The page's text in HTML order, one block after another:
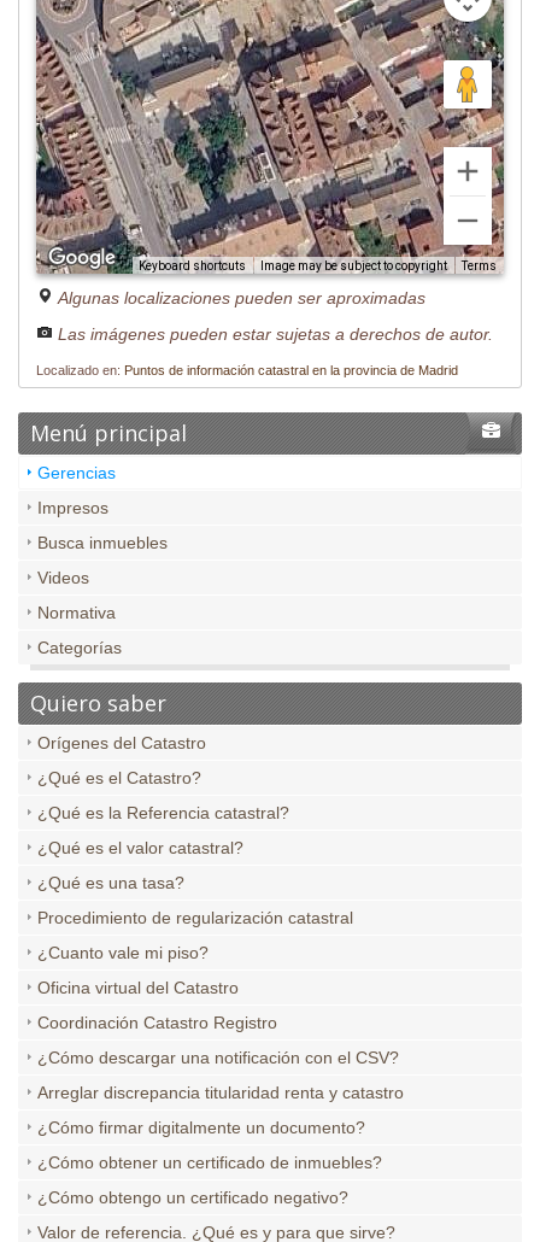
Keyboard shortcuts Image may be subject to copyright Terms
Algunas localizaciones pueden ser aproximadas
Las imágenes pueden estar sujetas a derechos de autor.
Localizado en: Puntos de información catastral en la provincia de Madrid
Menú principal
Gerencias
Impresos
Busca inmuebles
Videos
Normativa
Categorías
Quiero saber
Orígenes del Catastro
¿Qué es el Catastro?
¿Qué es la Referencia catastral?
¿Qué es el valor catastral?
¿Qué es una tasa?
Procedimiento de regularización catastral
¿Cuanto vale mi piso?
Oficina virtual del Catastro
Coordinación Catastro Registro
¿Cómo descargar una notificación con el CSV?
Arreglar discrepancia titularidad renta y catastro
¿Cómo firmar digitalmente un documento?
¿Cómo obtener un certificado de inmuebles?
¿Cómo obtengo un certificado negativo?
Valor de referencia. ¿Qué es y para que sirve?